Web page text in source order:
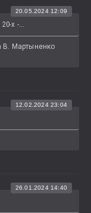
х -...
20.05.2024 12:09
В. Мартыненко
12.02.2024 23:04
26.01.2024 14:40